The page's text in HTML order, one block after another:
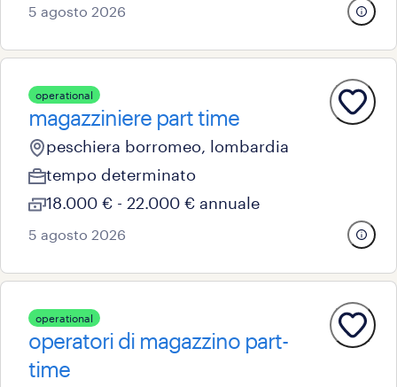
5 agosto 2026
operational
magazziniere part time
peschiera borromeo, lombardia
tempo determinato
18.000 € - 22.000 € annuale
5 agosto 2026
operational
operatori di magazzino part-
time